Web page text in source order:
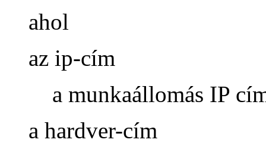
ahol
az ip-cím
a munkaállomás IP
a hardver-cím